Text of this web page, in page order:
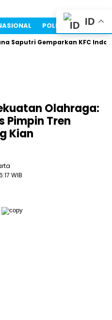
POLITIK LIFESTYLE
Saputri Gemparkan KFC
Olahraga:
Pimpin Tren
Kian
WIB
ID